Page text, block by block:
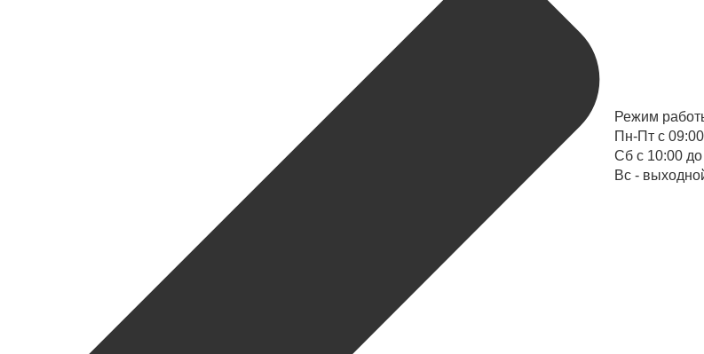
Режим
Пн-Пт с
Cб с 10:00
Вс -